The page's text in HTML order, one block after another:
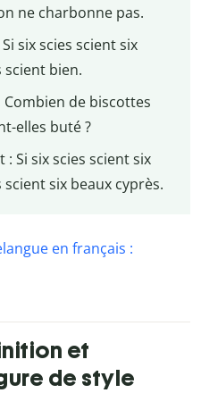
ne charbonne pas.
six scies scient six
scient bien.
de biscottes
elles buté ?
Si six scies scient six
scient six beaux cyprès.
en français :
et
de style